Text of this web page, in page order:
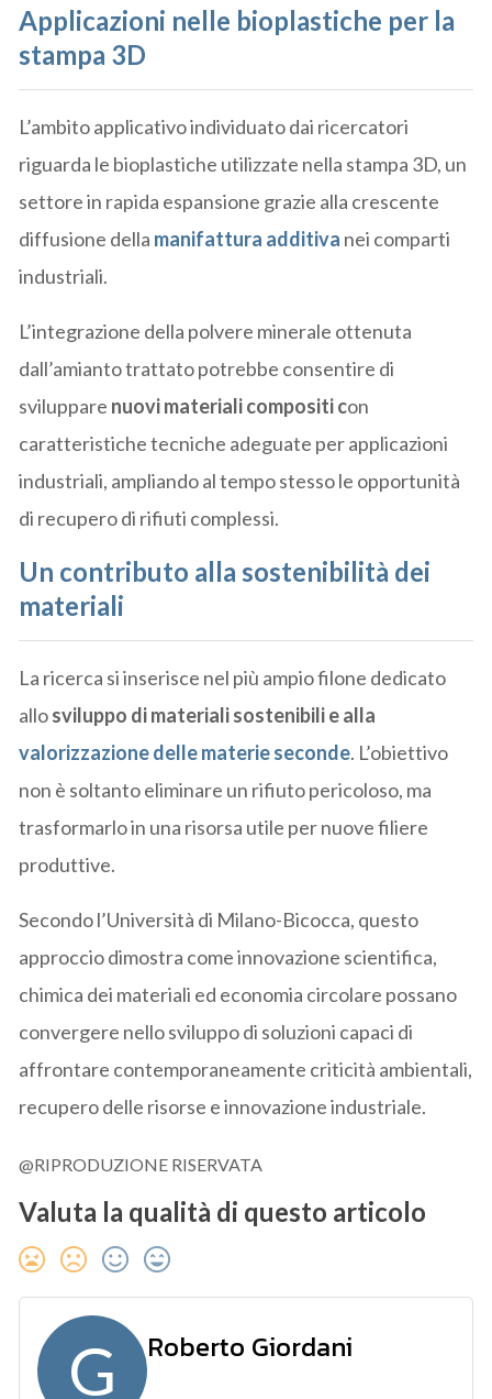
Applicazioni nelle bioplastiche per la
stampa 3D
L’ambito applicativo individuato dai ricercatori
riguarda le bioplastiche utilizzate nella stampa 3D, un
settore in rapida espansione grazie alla crescente
diffusione della manifattura additiva nei comparti
industriali.
L’integrazione della polvere minerale ottenuta
dall’amianto trattato potrebbe consentire di
sviluppare nuovi materiali compositi con
caratteristiche tecniche adeguate per applicazioni
industriali, ampliando al tempo stesso le opportunità
di recupero di rifiuti complessi.
Un contributo alla sostenibilità dei
materiali
La ricerca si inserisce nel più ampio filone dedicato
allosviluppo di materiali sostenibili e alla
valorizzazione delle materie seconde. L’obiettivo
non è soltanto eliminare un rifiuto pericoloso, ma
trasformarlo in una risorsa utile per nuove filiere
produttive.
Secondo l’Università di Milano-Bicocca, questo
approccio dimostra come innovazione scientifica,
chimica dei materiali ed economia circolare possano
convergere nello sviluppo di soluzioni capaci di
affrontare contemporaneamente criticità ambientali,
recupero delle risorse e innovazione industriale.
@RIPRODUZIONE RISERVATA
Valuta la qualità di questo articolo
G Roberto Giordani